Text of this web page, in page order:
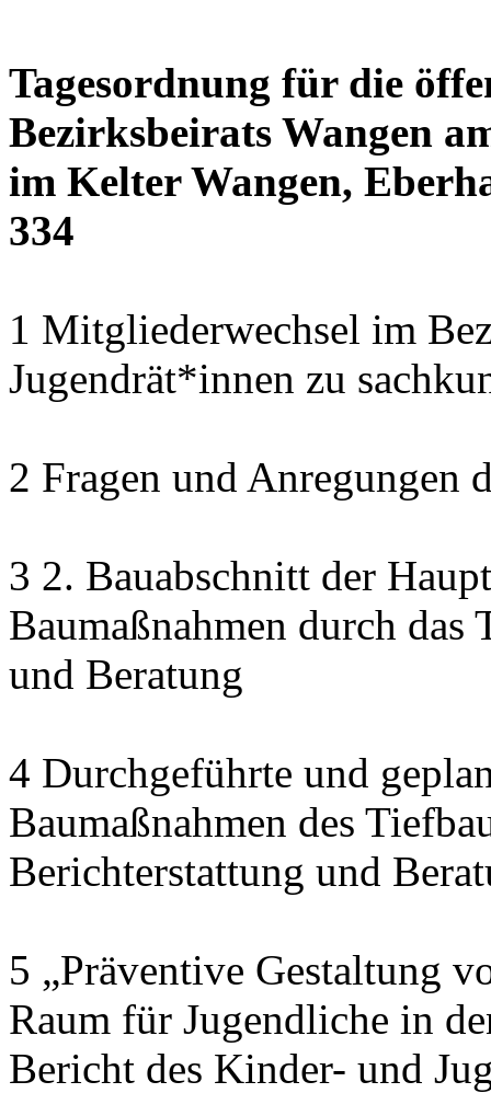
Tagesordnung für die
Bezirksbeirats Wangen
im Kelter Wangen,
334
1 Mitgliederwechsel im
Jugendrät*innen zu
2 Fragen und Anregungen
3 2. Bauabschnitt der
Baumaßnahmen durch
und Beratung
4 Durchgeführte und
Baumaßnahmen des
Berichterstattung und
5 „Präventive Gestaltung
Raum für Jugendliche in
Bericht des Kinder- und